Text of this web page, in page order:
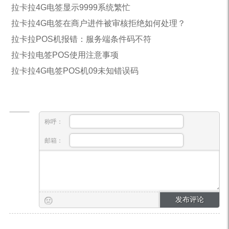
拉卡拉4G电签显示9999系统繁忙
拉卡拉4G电签在商户进件被审核拒绝如何处理？
拉卡拉POS机报错：服务端条件码不符
拉卡拉电签POS使用注意事项
拉卡拉4G电签POS机09未知错误码
称呼：
邮箱：